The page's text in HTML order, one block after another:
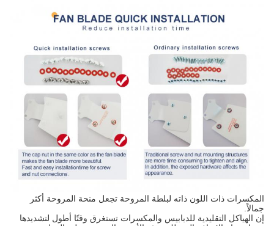
المكسرات ذات اللون ذاته لبلطة المروحة تجعل منحة المروحة أكثر
جمالاً.
إن الهياكل التقليدية للدبابيس والمكسرات تستغرق وقتًا أطول لتشديدها